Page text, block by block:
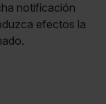
notificación
efectos la